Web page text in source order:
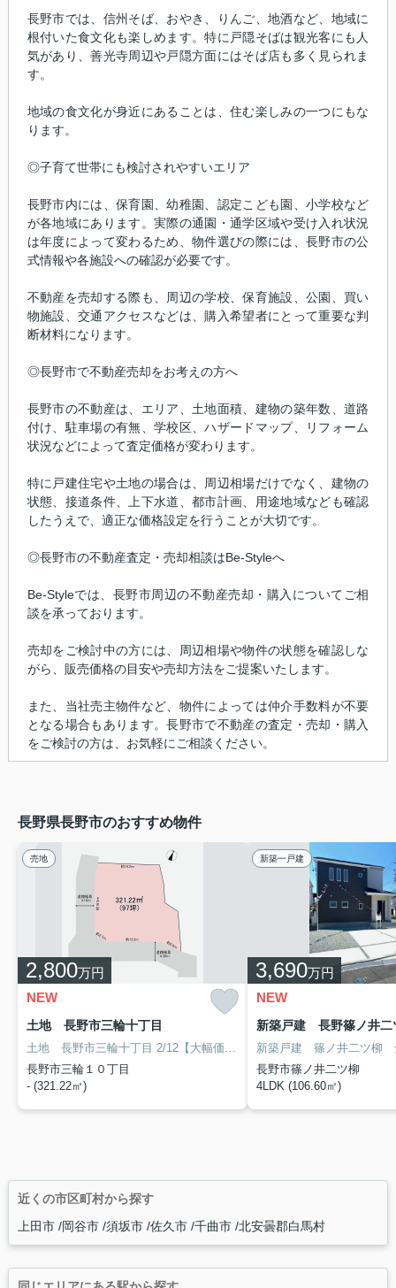
長野市では、信州そば、おやき、りんご、地酒など、地域に
根付いた食文化も楽しめます。特に戸隠そばは観光客にも人
気があり、善光寺周辺や戸隠方面にはそば店も多く見られま
す。
地域の食文化が身近にあることは、住む楽しみの一つにもな
ります。
◎子育て世帯にも検討されやすいエリア
長野市内には、保育園、幼稚園、認定こども園、小学校など
が各地域にあります。実際の通園・通学区域や受け入れ状況
は年度によって変わるため、物件選びの際には、長野市の公
式情報や各施設への確認が必要です。
不動産を売却する際も、周辺の学校、保育施設、公園、買い
物施設、交通アクセスなどは、購入希望者にとって重要な判
断材料になります。
◎長野市で不動産売却をお考えの方へ
長野市の不動産は、エリア、土地面積、建物の築年数、道路
付け、駐車場の有無、学校区、ハザードマップ、リフォーム
状況などによって査定価格が変わります。
特に戸建住宅や土地の場合は、周辺相場だけでなく、建物の
状態、接道条件、上下水道、都市計画、用途地域なども確認
したうえで、適正な価格設定を行うことが大切です。
◎長野市の不動産査定・売却相談はBe-Styleへ
Be-Styleでは、長野市周辺の不動産売却・購入についてご相
談を承っております。
売却をご検討中の方には、周辺相場や物件の状態を確認しな
がら、販売価格の目安や売却方法をご提案いたします。
また、当社売主物件など、物件によっては仲介手数料が不要
となる場合もあります。長野市で不動産の査定・売却・購入
をご検討の方は、お気軽にご相談ください。
長野県長野市のおすすめ物件
売地
2,800万円
NEW
土地 長野市三輪十丁目
土地 長野市三輪十丁目 2/12【大幅価格変更！】
◎オススメポイント
長野市三輪１０丁目
- (321.22㎡)
新築一戸建
3,690万円
NEW
新築戸建 篠ノ井二ツ柳
長野市篠ノ井二ツ柳
4LDK (106.60㎡)
近くの市区町村から探す
上田市 岡谷市 須坂市 佐久市 千曲市 北安曇郡白馬村